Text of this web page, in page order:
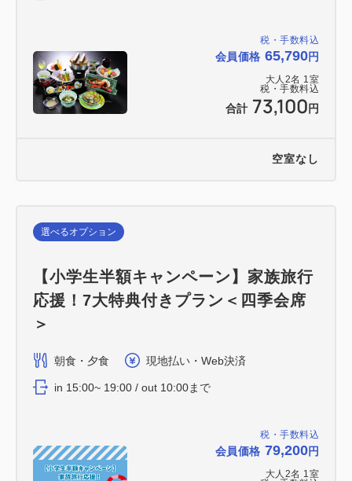
税・手数料込
会員価格 65,790円
大人 2名 1 室
税・手数料込
合計 73,100 円
空室なし
税・手数料込
会員価格 79,200円
大人 2名 1 室
選べるオプション
【小学生半額キャンペーン】家族旅行
応援！7大特典付きプラン＜四季会席
＞
朝食・夕食 現地払い・Web決済
in 15:00~ 19:00 / out 10:00まで